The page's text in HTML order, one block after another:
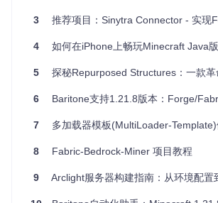
度。
践。
南。
持续进步 ：虽然当前仅面向开发者，但
有望对更多用户开放。
总的来说，Patchwork为Forge mod在Fabric
关注并积极参与的开源项目。如果你对此感
3 推荐项目：Sinytra Connector - 实现Forge与
4 如何在iPhone上畅玩Minecraft Java版：
5 探秘Repurposed Structures：一款革命性的
6 Baritone支持1.21.8版本：Forge/Fabric/
7 多加载器模板(MultiLoader-
8 Fabric-Bedrock-Miner 项目教程
9 Arclight服务器构建指南：从环境配置到性能